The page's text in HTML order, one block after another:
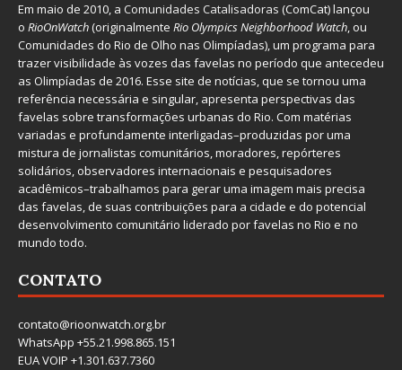
Em maio de 2010, a Comunidades Catalisadoras (ComCat) lançou
o RioOnWatch(originalmente Rio Olympics Neighborhood Watch, ou
Comunidades do Rio de Olho nas Olimpíadas), um programa para
trazer visibilidade às vozes das favelas no período que antecedeu
as Olimpíadas de 2016. Esse site de notícias, que se tornou uma
referência necessária e singular, apresenta perspectivas das
favelas sobre transformações urbanas do Rio. Com matérias
variadas e profundamente interligadas–produzidas por uma
mistura de jornalistas comunitários, moradores, repórteres
solidários, observadores internacionais e pesquisadores
acadêmicos–trabalhamos para gerar uma imagem mais precisa
das favelas, de suas contribuições para a cidade e do potencial
desenvolvimento comunitário liderado por favelas no Rio e no
mundo todo.
CONTATO
contato@rioonwatch.org.br
WhatsApp +55.21.998.865.151
EUA VOIP +1.301.637.7360